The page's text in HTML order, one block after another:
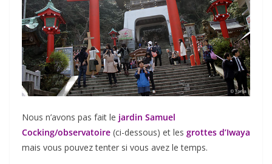
Nous n’avons pas fait le jardin Samuel
Cocking/observatoire (ci-dessous) et les grottes d’Iwaya
mais vous pouvez tenter si vous avez le temps.